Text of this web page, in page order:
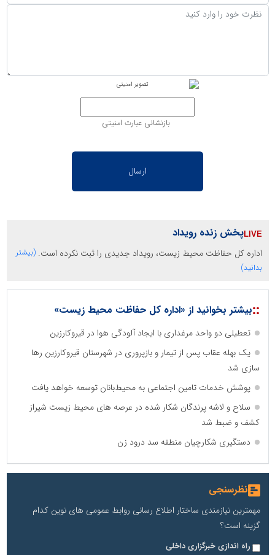
بازنشانی عبارت امنیتی
پخش زنده رویداد
اداره کل حفاظت محیط زیست، رویداد جدیدی را ثبت نکرده است. (بیشتر
بدانید)
::بیشتر بخوانید از «اداره کل حفاظت محیط زیست»
تعطیلی دو واحد مرغداری با ایجاد آلودگی هوا در قیروکارزین
یک بهله عقاب پس از تیمار و بازپروری در شهرستان قیروکارزین رها
سازی شد
پوشش خدمات تامین اجتماعی به محیط‌بانان توسعه خواهد یافت
سلاح و لاشه پرندگان شکار شده در عرصه های محیط زیست شیراز
کشف و ضبط شد
دستگیری شکارچیان منطقه سد درود زن
نظرسنجی
مهمترین نیازمندی ساختار اطلاع رسانی روابط عمومی های نوین کدام
گزینه است؟
راه اندازی خبرگزاری داخلی